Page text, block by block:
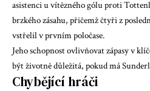
asistenci u vítězného gólu proti
brzkého zásahu, přičemž čtyři z
vstřelil v prvním poločase.
Jeho schopnost ovlivňovat zápasy v
být životně důležitá, pokud má
Chybějící hráči